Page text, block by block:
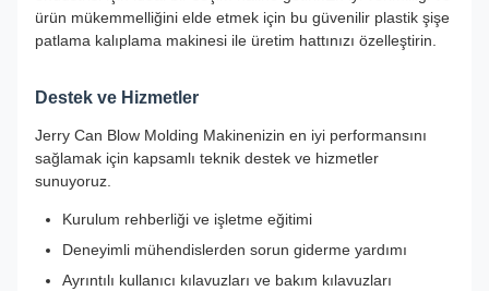
ürün mükemmelliğini elde etmek için bu güvenilir plastik şişe
patlama kalıplama makinesi ile üretim hattınızı özelleştirin.
Destek ve Hizmetler
Jerry Can Blow Molding Makinenizin en iyi performansını
sağlamak için kapsamlı teknik destek ve hizmetler
sunuyoruz.
Kurulum rehberliği ve işletme eğitimi
Deneyimli mühendislerden sorun giderme yardımı
Ayrıntılı kullanıcı kılavuzları ve bakım kılavuzları